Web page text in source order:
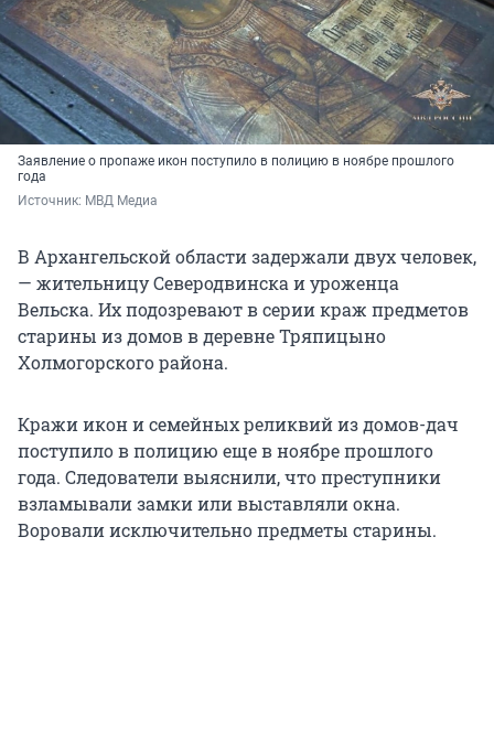
Заявление о пропаже икон поступило в полицию в ноябре прошлого
года
Источник: МВД Медиа
В Архангельской области задержали двух человек,
— жительницу Северодвинска и уроженца
Вельска. Их подозревают в серии краж предметов
старины из домов в деревне Тряпицыно
Холмогорского района.
Кражи икон и семейных реликвий из домов-дач
поступило в полицию еще в ноябре прошлого
года. Следователи выяснили, что преступники
взламывали замки или выставляли окна.
Воровали исключительно предметы старины.